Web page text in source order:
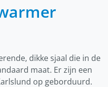
dikke sjaal die in de
maat. Er zijn een
op geborduurd.